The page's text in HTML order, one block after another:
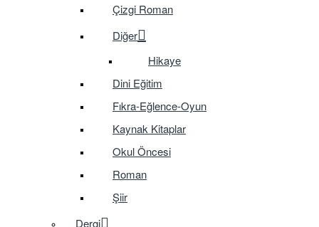
Çizgi Roman
Diğer
Hikaye
Dini Eğitim
Fıkra-Eğlence-Oyun
Kaynak Kitaplar
Okul Öncesi
Roman
Şiir
Dergi